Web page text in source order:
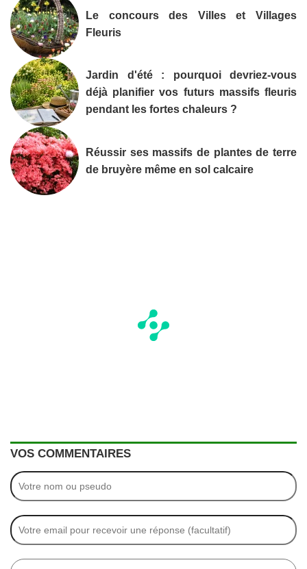
Le concours des Villes et Villages
Fleuris
Jardin d'été : pourquoi devriez-vous
déjà planifier vos futurs massifs fleuris
pendant les fortes chaleurs ?
Réussir ses massifs de plantes de terre
de bruyère même en sol calcaire
VOS COMMENTAIRES